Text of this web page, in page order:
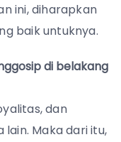
ini, diharapkan
baik untuknya.
di belakang
dan
Maka dari itu,